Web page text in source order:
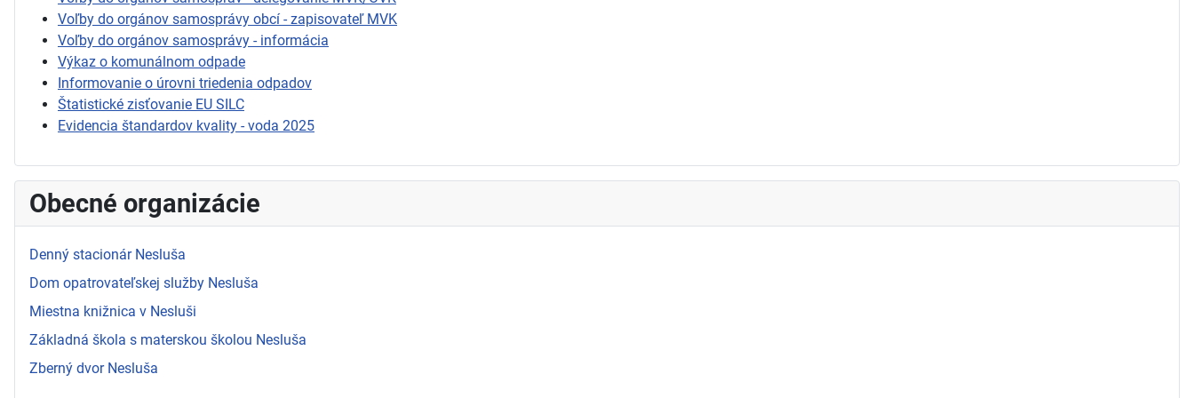
Voľby do orgánov samosprávy obcí - zapisovateľ MVK
Voľby do orgánov samosprávy - informácia
Výkaz o komunálnom odpade
Informovanie o úrovni triedenia odpadov
Štatistické zisťovanie EU SILC
Evidencia štandardov kvality - voda 2025
Obecné organizácie
Denný stacionár Nesluša
Dom opatrovateľskej služby Nesluša
Miestna knižnica v Nesluši
Základná škola s materskou školou Nesluša
Zberný dvor Nesluša